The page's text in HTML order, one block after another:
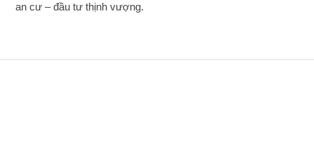
an cư – đầu tư thịnh vượng.